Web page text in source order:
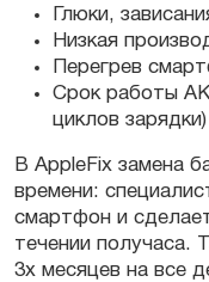
Глюки,
Низкая
Перегрев
Срок работы
циклов зарядки)
В AppleFix замена
времени:
смартфон и
течении получаса.
3х месяцев на все